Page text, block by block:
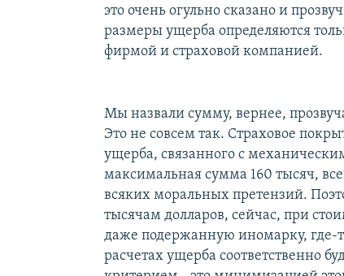
это очень огульно сказано и
размеры ущерба определяются
фирмой и страховой компанией.
Мы назвали сумму, вернее,
Это не совсем так. Страховое
ущерба, связанного с
максимальная сумма 160 тысяч,
всяких моральных претензий.
тысячам долларов, сейчас, при
даже подержанную иномарку, где-
расчетах ущерба соответственно